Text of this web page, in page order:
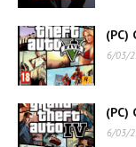
(PC)
6/03/
(PC)
6/03/